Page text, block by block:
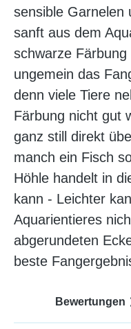
sensible Garnelen
sanft aus dem
schwarze
ungemein das
denn viele Tiere
Färbung nicht gut
ganz still direkt
manch ein Fisch
Höhle handelt in
kann - Leichter
Aquarientieres
abgerundeten
beste
Bewertungen